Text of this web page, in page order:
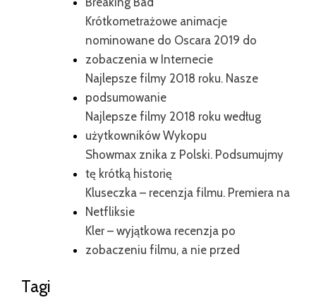
Krótkometrażowe animacje
nominowane do Oscara 2019 do
zobaczenia w Internecie
Najlepsze filmy 2018 roku. Nasze
podsumowanie
Najlepsze filmy 2018 roku według
użytkowników Wykopu
Showmax znika z Polski. Podsumujmy
tę krótką historię
Kluseczka – recenzja filmu. Premiera na
Netfliksie
Kler – wyjątkowa recenzja po
zobaczeniu filmu, a nie przed
Tagi